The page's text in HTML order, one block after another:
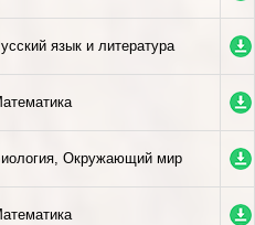
язык и литература
Окружающий мир